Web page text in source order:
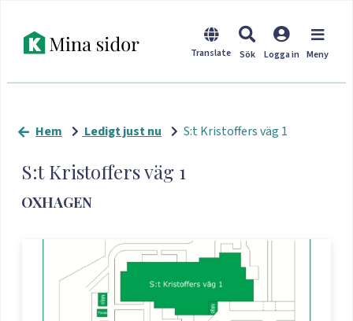
Hem Ledigt just nu S:t Kristoffers väg 1
S:t Kristoffers väg 1
OXHAGEN